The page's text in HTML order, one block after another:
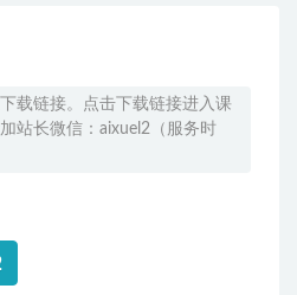
载链接。点击下载链接进入课
站长微信：aixuel2（服务时